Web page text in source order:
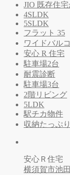
JIO 既存住
4SLDK
5SLDK
フラット 35
ワイドバル
安心 R 住宅
駐車場2台
耐震診断
駐車場3台
2階リビング
5LDK
駅チカ物件
収納たっぷ
安心Ｒ住宅
横須賀市池